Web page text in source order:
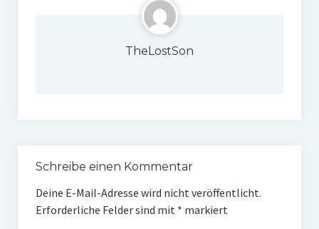
TheLostSon
Schreibe einen Kommentar
Deine E-Mail-Adresse wird nicht veröffentlicht.
Erforderliche Felder sind mit * markiert